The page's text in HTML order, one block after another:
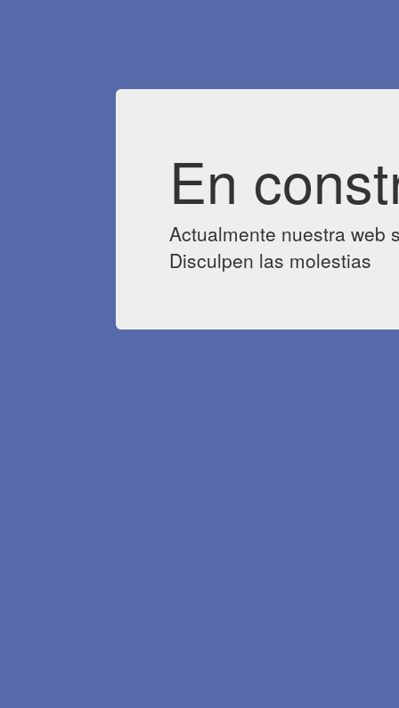
En
Actualmente nuestra web
Disculpen las molestias